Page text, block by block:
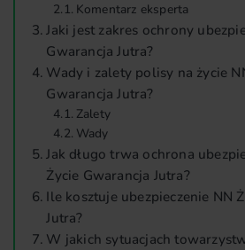
Komentarz eksperta
Jaki jest zakres ochrony
Gwarancja Jutra?
Wady i zalety polisy na życie
Gwarancja Jutra?
Zalety
Wady
Jak długo trwa ochrona
Życie Gwarancja Jutra?
Ile kosztuje ubezpieczenie NN
Jutra?
W jakich sytuacjach